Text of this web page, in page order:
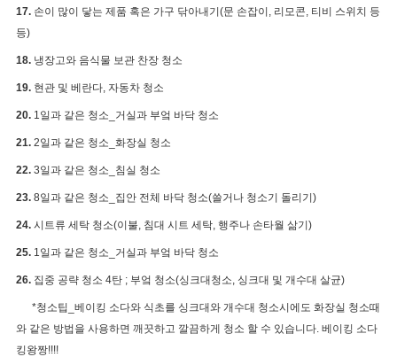
17. 손이 많이 닿는 제품 혹은 가구 닦아내기(문 손잡이, 리모콘, 티비 스위치 등
등)
18. 냉장고와 음식물 보관 찬장 청소
19. 현관 및 베란다, 자동차 청소
20. 1일과 같은 청소_거실과 부엌 바닥 청소
21. 2일과 같은 청소_화장실 청소
22. 3일과 같은 청소_침실 청소
23. 8일과 같은 청소_집안 전체 바닥 청소(쓸거나 청소기 돌리기)
24. 시트류 세탁 청소(이불, 침대 시트 세탁, 행주나 손타월 삶기)
25. 1일과 같은 청소_거실과 부엌 바닥 청소
26. 집중 공략 청소 4탄 ; 부엌 청소(싱크대청소, 싱크대 및 개수대 살균)
*청소팁_베이킹 소다와 식초를 싱크대와 개수대 청소시에도 화장실 청소때
와 같은 방법을 사용하면 깨끗하고 깔끔하게 청소 할 수 있습니다. 베이킹 소다
킹왕짱!!!!